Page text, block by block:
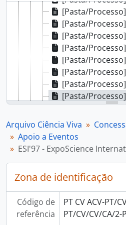
[Pasta/Processo] Exposição
[Pasta/Processo]
[Pasta/Processo] II
[Pasta/Processo] Participação
[Pasta/Processo] Noites
[Pasta/Processo]
[Pasta/Processo] III
[Pasta/Processo] ESI'97 -
[Pasta/Processo]
[Pasta/Processo]
[Pasta/Processo] I Encontro
[Pasta/Processo] Exposição
[Pasta/Processo] Atas do
[Pasta/Processo] III Feira de
[Pasta/Processo] Exposição
[Pasta/Processo] Exposição E=mc2 -
Arquivo Ciência Viva
Apoio a Eventos
ESI'97 - ExpoScience
Zona de identificação
Código de
referência
PT CV ACV-PT/
PT/CV/CV/CA/2-